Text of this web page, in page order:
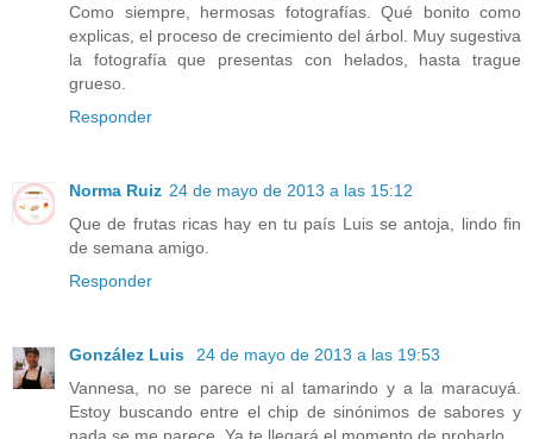
Como siempre, hermosas fotografías. Qué bonito como
explicas, el proceso de crecimiento del árbol. Muy sugestiva
la fotografía que presentas con helados, hasta trague
grueso.
Responder
Norma Ruiz 24 de mayo de 2013 a las 15:12
Que de frutas ricas hay en tu país Luis se antoja, lindo fin
de semana amigo.
Responder
González Luis
24 de mayo de 2013 a las 19:53
Vannesa, no se parece ni al tamarindo y a la maracuyá.
Estoy buscando entre el chip de sinónimos de sabores y